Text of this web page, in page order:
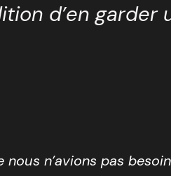
d’en garder
nous n’avions pas